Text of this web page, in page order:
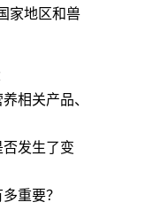
家地区和兽
相关产品、
发生了变
重要？